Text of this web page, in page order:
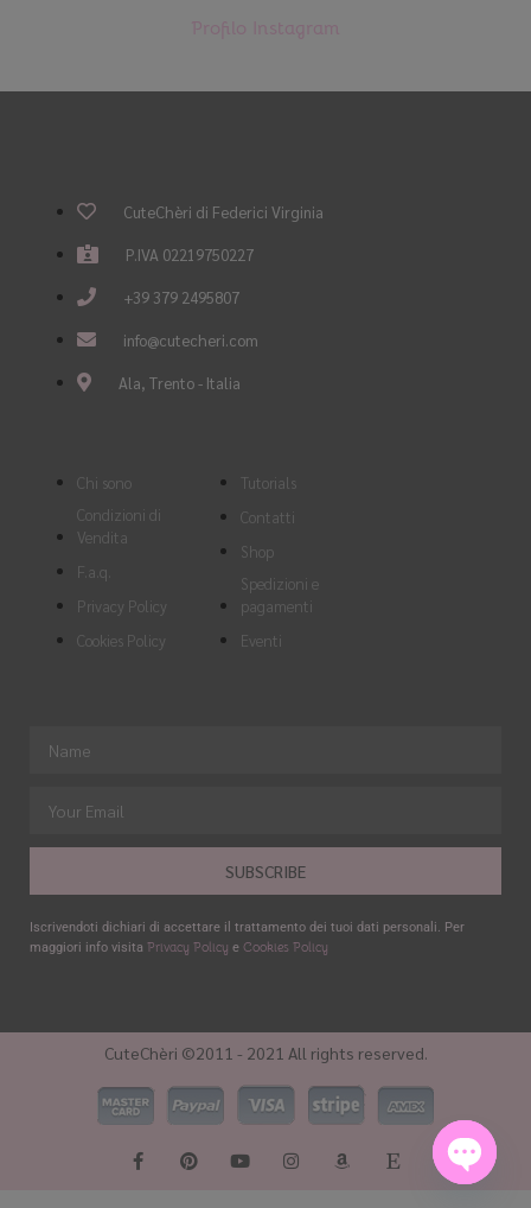
Profilo Instagram
CuteChèri di Federici Virginia
P.IVA 02219750227
+39 379 2495807
info@cutecheri.com
Ala, Trento - Italia
Chi sono
Condizioni di
Vendita
F.a.q.
Privacy Policy
Cookies Policy
Tutorials
Contatti
Shop
Spedizioni e
pagamenti
Eventi
SUBSCRIBE
Iscrivendoti dichiari di accettare il trattamento dei tuoi dati personali. Per
maggiori info visita Privacy Policy e Cookies Policy
CuteChèri ©2011 - 2021 All rights reserved.